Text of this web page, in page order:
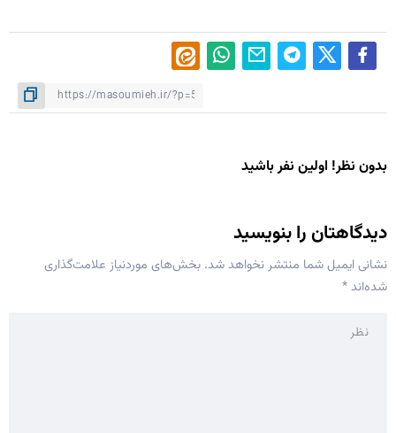
بدون نظر! اولین نفر باشید
دیدگاهتان را بنویسید
نشانی ایمیل شما منتشر نخواهد شد. بخش‌های موردنیاز علامت‌گذاری
شده‌اند*